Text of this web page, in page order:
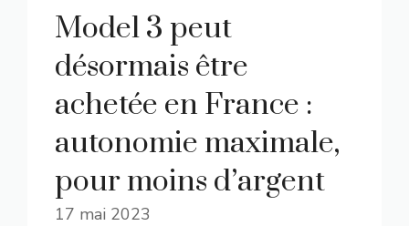
Model 3 peut
désormais être
achetée en France :
autonomie maximale,
pour moins d’argent
17 mai 2023